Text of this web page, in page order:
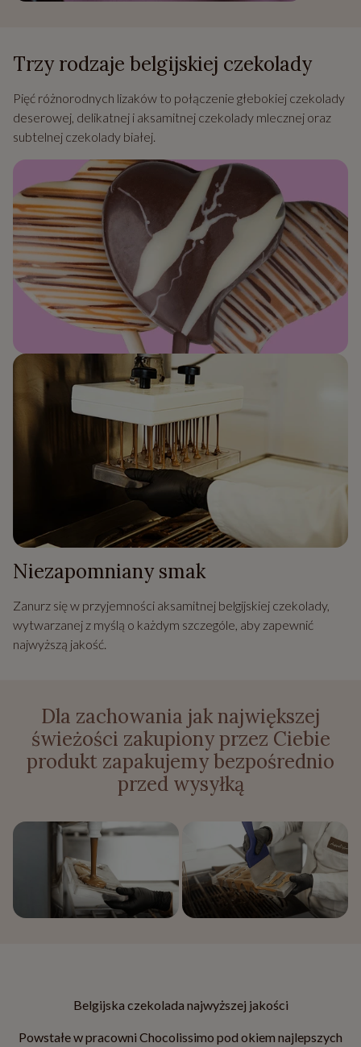
Trzy rodzaje belgijskiej czekolady
Pięć różnorodnych lizaków to połączenie głebokiej czekolady
deserowej, delikatnej i aksamitnej czekolady mlecznej oraz
subtelnej czekolady białej.
Niezapomniany smak
Zanurz się w przyjemności aksamitnej belgijskiej czekolady,
wytwarzanej z myślą o każdym szczególe, aby zapewnić
najwyższą jakość.
Dla zachowania jak największej
świeżości zakupiony przez Ciebie
produkt zapakujemy bezpośrednio
przed wysyłką
Belgijska czekolada najwyższej jakości
Powstałe w pracowni Chocolissimo pod okiem najlepszych